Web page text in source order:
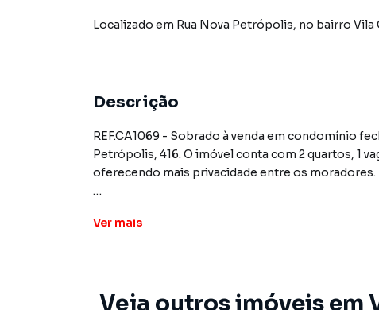
Localizado em Rua Nova Petrópolis, no bairro Vila
Descrição
REF.CA1069 - Sobrado à venda em condomínio
Petrópolis, 416. O imóvel conta com 2 quartos, 1
oferecendo mais privacidade entre os moradores.
ambiente elegante e funcional. Sala de estar
Ver mais
Veja outros imóveis em